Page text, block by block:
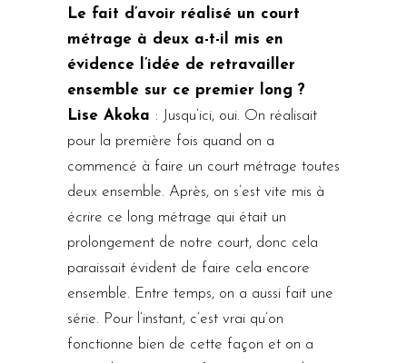
Le fait d’avoir réalisé un court
métrage à deux a-t-il mis en
évidence l’idée de retravailler
ensemble sur ce premier long ?
Lise Akoka : Jusqu’ici, oui. On réalisait
pour la première fois quand on a
commencé à faire un court métrage toutes
deux ensemble. Après, on s’est vite mis à
écrire ce long métrage qui était un
prolongement de notre court, donc cela
paraissait évident de faire cela encore
ensemble. Entre temps, on a aussi fait une
série. Pour l’instant, c’est vrai qu’on
fonctionne bien de cette façon et on a